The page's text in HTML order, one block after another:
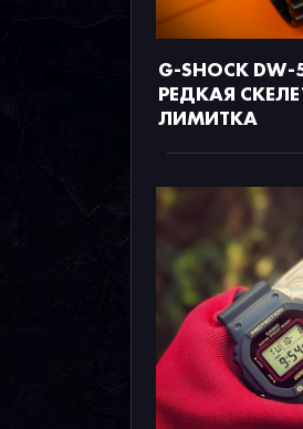
G-SHOCK
РЕДКАЯ
ЛИМИТКА